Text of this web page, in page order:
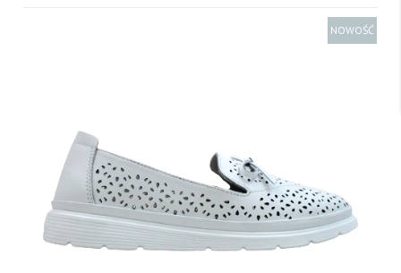
NOWOŚĆ